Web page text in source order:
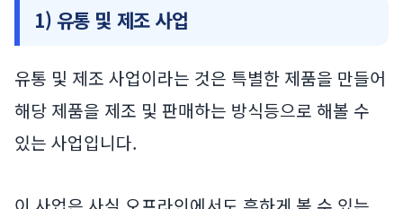
1) 유통 및 제조 사업
유통 및 제조 사업이라는 것은 특별한 제품을 만들어
해당 제품을 제조 및 판매하는 방식등으로 해볼 수
있는 사업입니다.